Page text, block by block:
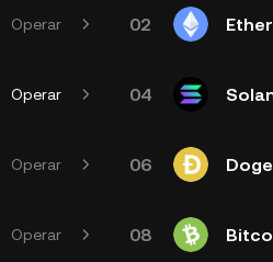
Operar 02
Operar 04
Operar 06
Operar 08